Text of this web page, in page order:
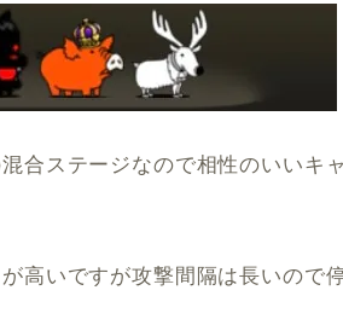
合ステージなので相性のいいキ
高いですが攻撃間隔は長いので